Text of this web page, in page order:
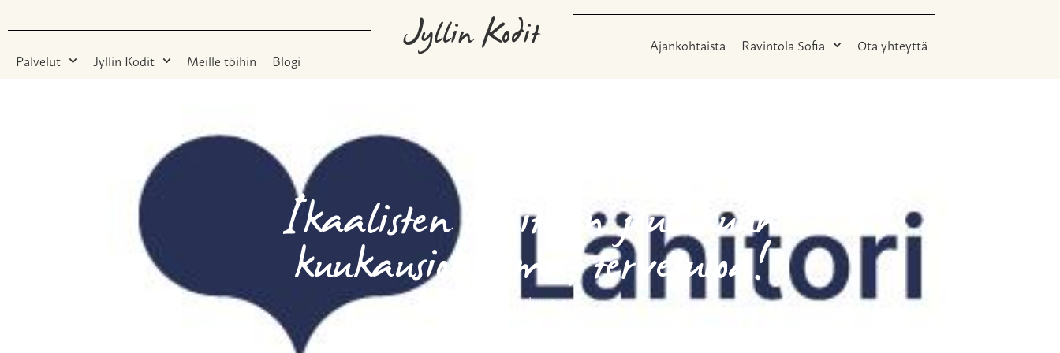
Palvelut Jyllin Kodit Meille töihin Blogi Jyllin Kodit Ajankohtaista Ravintola Sofia Ota yhteyttä
Ikaalisten lähitorin joulukuun
kuukausiohjelma, tervetuloa!
26 marraskuun, 2025